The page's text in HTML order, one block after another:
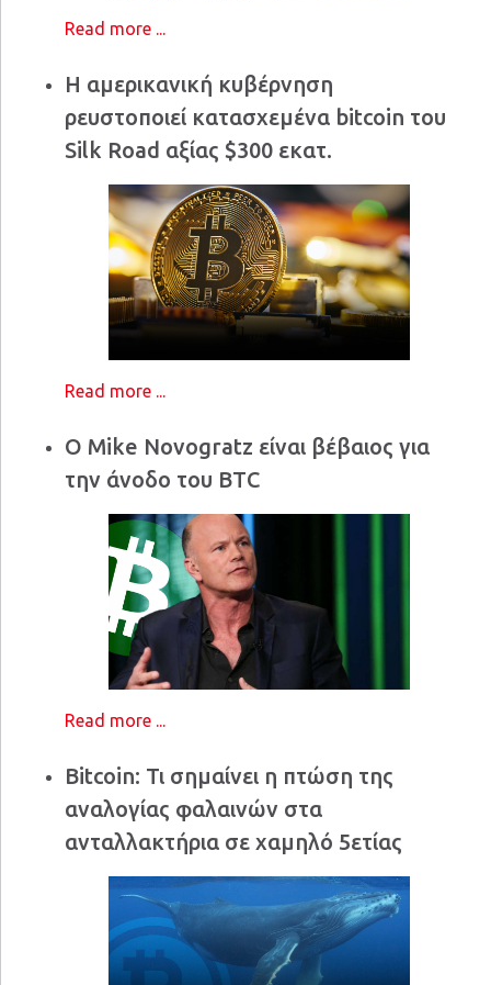
Read more ...
Η αμερικανική κυβέρνηση
ρευστοποιεί κατασχεμένα bitcoin του
Silk Road αξίας $300 εκατ.
Read more ...
Ο Mike Novogratz είναι βέβαιος για
την άνοδο του BTC
Read more ...
Bitcoin: Τι σημαίνει η πτώση της
αναλογίας φαλαινών στα
ανταλλακτήρια σε χαμηλό 5ετίας